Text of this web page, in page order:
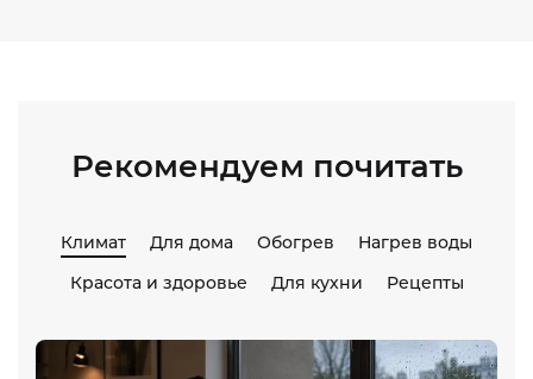
Рекомендуем почитать
Климат Для дома Обогрев
Нагрев воды
Красота и здоровье
Для кухни Рецепты